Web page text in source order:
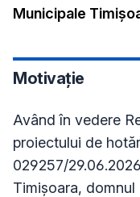
Municipale
Motivație
Având în vedere
proiectului de
029257/
Timişoara, domnul